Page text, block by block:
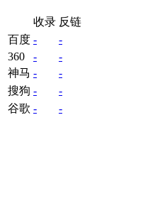
收录 反链
百度 -
-
360
-
-
神马 -
-
搜狗 -
-
谷歌 - -